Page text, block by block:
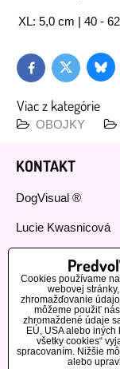
XL: 5,0 cm | 40 -
FacebookTwitter
Viac z kategórie
OBOJKY
KONTAKT
DogVisual ®
Lucie Kwasnicová
Fyzická osoba
IČ: 73112593
GSM:+420 776
MOHLO BY VÁS
Cookies používame
webovej
zhromažďovanie
môžeme použiť
zhromaždené údaje
EÚ, USA alebo
všetky cookies“
spracovaním. Nižšie
alebo